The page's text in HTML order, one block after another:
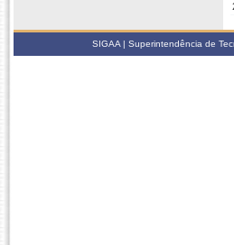
SIGAA | Superintendência de